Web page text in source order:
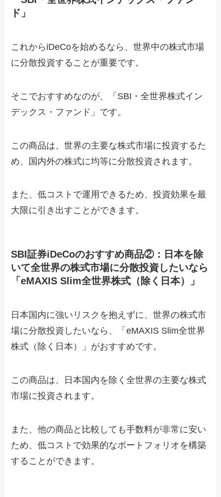
ド」
これからiDeCoを始めるなら、世界中の株式市場
に分散投資することが重要です。
そこでおすすめなのが、「SBI・全世界株式イン
デックス・ファンド」です。
この商品は、世界の主要な株式市場に投資するた
め、国内外の株式に均等に分散投資されます。
また、低コストで運用できるため、投資効果を最
大限に引き出すことができます。
SBI証券iDeCoのおすすめ商品②：日本を除
いて全世界の株式市場に分散投資したいなら
「eMAXIS Slim全世界株式（除く日本）」
日本国内に強いリスクを抱えずに、世界の株式市
場に分散投資したいなら、「eMAXIS Slim全世界
株式（除く日本）」がおすすめです。
この商品は、日本国内を除く全世界の主要な株式
市場に投資されます。
また、他の商品と比較しても手数料が非常に安い
ため、低コストで効果的なポートフォリオを構築
することができます。